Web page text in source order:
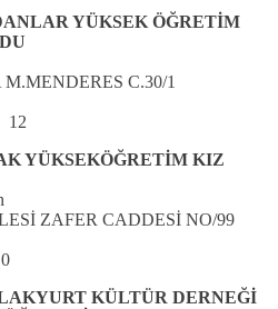
YÜKSEK ÖĞRETİM
C.30/1
12
YÜKSEKÖĞRETİM KIZ
ZAFER CADDESİ NO/99
KÜLTÜR DERNEĞİ